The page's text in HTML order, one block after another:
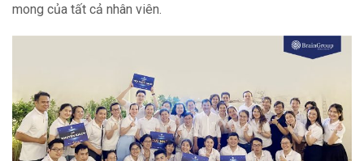
mong của tất cả nhân viên.